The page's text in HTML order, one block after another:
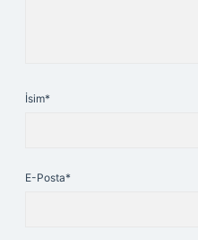
İsim*
E-Posta*